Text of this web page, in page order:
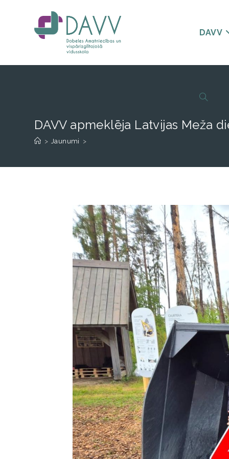
DAVV
DAVV apmeklēja Latvijas Meža
> Jaunumi >